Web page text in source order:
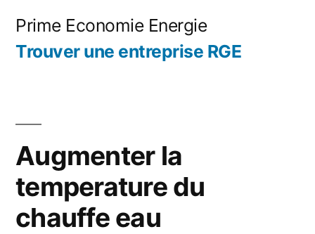
Prime Economie Energie
Trouver une entreprise RGE
Augmenter la
temperature du
chauffe eau